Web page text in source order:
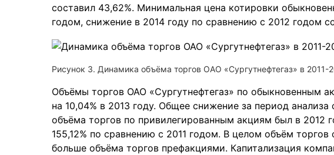
составил 43,62%. Минимальная цена котировки
годом, снижение в 2014 году по сравнению с 2012 годом
Рисунок 3. Динамика объёма торгов ОАО «Сургутнефтегаз» в 2011-
Объёмы торгов ОАО «Сургутнефтегаз» по обыкновенным
на 10,04% в 2013 году. Общее снижение за период
объёма торгов по привилегированным акциям был в 2012
155,12% по сравнению с 2011 годом. В целом объём
больше объёма торгов префакциями. Капитализация